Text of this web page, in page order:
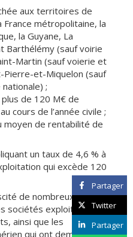
aux territoires de
France métropolitaine, la
la Guyane, La
Barthélémy (sauf voirie
Martin (sauf voierie et
Pierre-et-Miquelon (sauf
;
de 120 M€ de
cours de l’année civile ;
moyen de rentabilité de
un taux de 4,6 % à
qui excède 120
de nombreux
sociétés exploitant des
ainsi que les
qui ont demandé au
Partager
Twitter
Partager